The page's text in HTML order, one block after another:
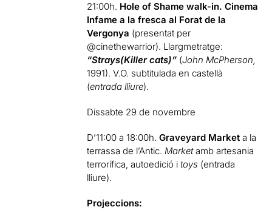
21:00h. Hole of Shame walk-in.Cinema
Infame a la fresca al Forat de la
Vergonya (presentat per
@cinethewarrior). Llargmetratge:
“Strays(Killer cats)” (John McPherson,
1991). V.O. subtitulada en castellà
(entrada lliure).
Dissabte 29 de novembre
D’11:00 a 18:00h.Graveyard Market a la
terrassa de l’Antic.Marketamb artesania
terrorífica, autoedició itoys (entrada
lliure).
Projeccions: